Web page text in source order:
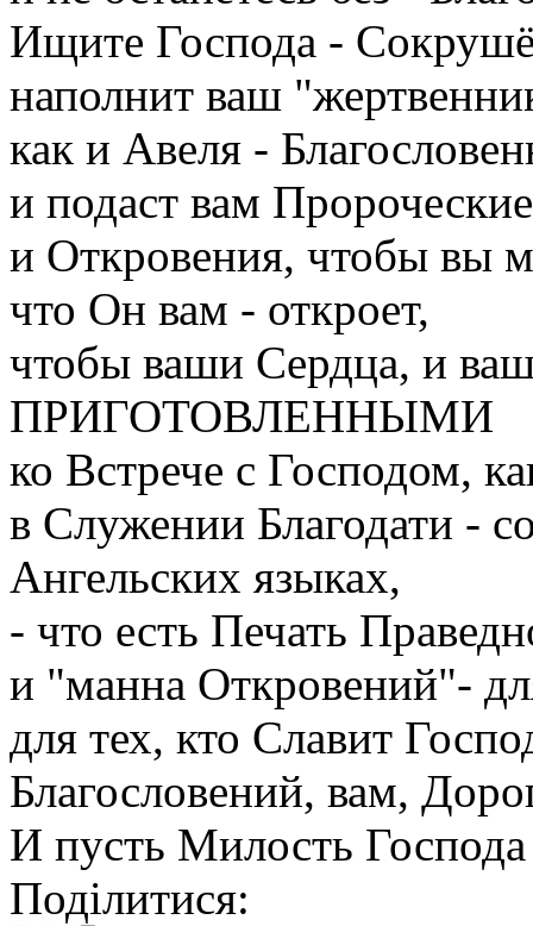
Ищите Господа -
наполнит ваш
как и Авеля -
и подаст вам
и Откровения, чтобы вы
что Он вам - откроет,
чтобы ваши Сердца, и
ПРИГОТОВЛЕННЫМИ
ко Встрече с Господом,
в Служении Благодати -
Ангельских языках,
- что есть Печать
и "манна Откровений"-
для тех, кто Славит
Благословений, вам,
И пусть Милость
Поділитися: